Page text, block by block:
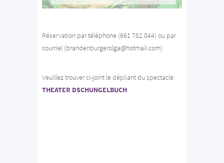
Réservation par téléphone (661 782 044) ou par
courriel (brandenburgerolga@hotmail.com)
Veuillez trouver ci-joint le dépliant du spectacle:
THEATER DSCHUNGELBUCH